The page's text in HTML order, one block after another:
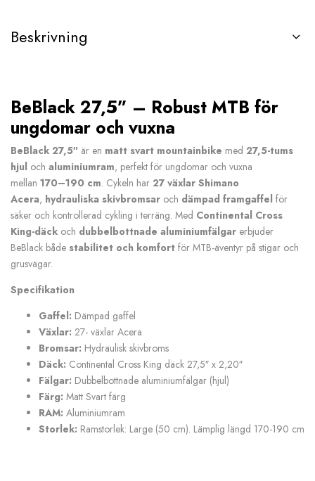
Beskrivning
BeBlack 27,5” – Robust MTB för
ungdomar och vuxna
BeBlack 27,5″ är en matt svart mountainbike med 27,5-tums
hjul och aluminiumram, perfekt för ungdomar och vuxna
mellan 170–190 cm. Cykeln har 27 växlar Shimano
Acera, hydrauliska skivbromsar och dämpad framgaffel för
säker och kontrollerad cykling i terräng. Med Continental Cross
King-däck och dubbelbottnade aluminiumfälgar erbjuder
BeBlack både stabilitet och komfort för MTB-äventyr på stigar och
grusvägar.
Specifikation
Gaffel: Dämpad gaffel
Växlar: 27- växlar Acera
Bromsar: Hydraulisk skivbroms
Däck: Continental Cross King däck 27,5″ x 2,20″
Fälgar: Dubbelbottnade aluminiumfälgar (hjul)
Färg: Matt Svart färg
RAM: Aluminiumram
Storlek: Ramstorlek: Large (50 cm). Lämplig längd 170-190 cm